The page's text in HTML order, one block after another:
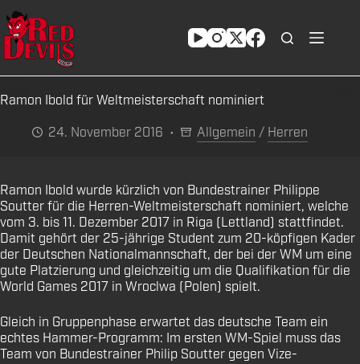
Zum
Inhalt
springen
Ramon Ibold für Weltmeisterschaft nominiert
24. November 2016
Allgemein / Herren
Ramon Ibold wurde kürzlich von Bundestrainer Philippe
Soutter für die Herren-Weltmeisterschaft nominiert, welche
vom 3. bis 11. Dezember 2017 in Riga (Lettland) stattfindet.
Damit gehört der 25-jährige Student zum 20-köpfigen Kader
der Deutschen Nationalmannschaft, der bei der WM um eine
gute Platzierung und gleichzeitig um die Qualifikation für die
World Games 2017 in Wroclwa (Polen) spielt.
Gleich in Gruppenphase erwartet das deutsche Team ein
echtes Hammer-Programm: Im ersten WM-Spiel muss das
Team von Bundestrainer Philip Soutter gegen Vize-